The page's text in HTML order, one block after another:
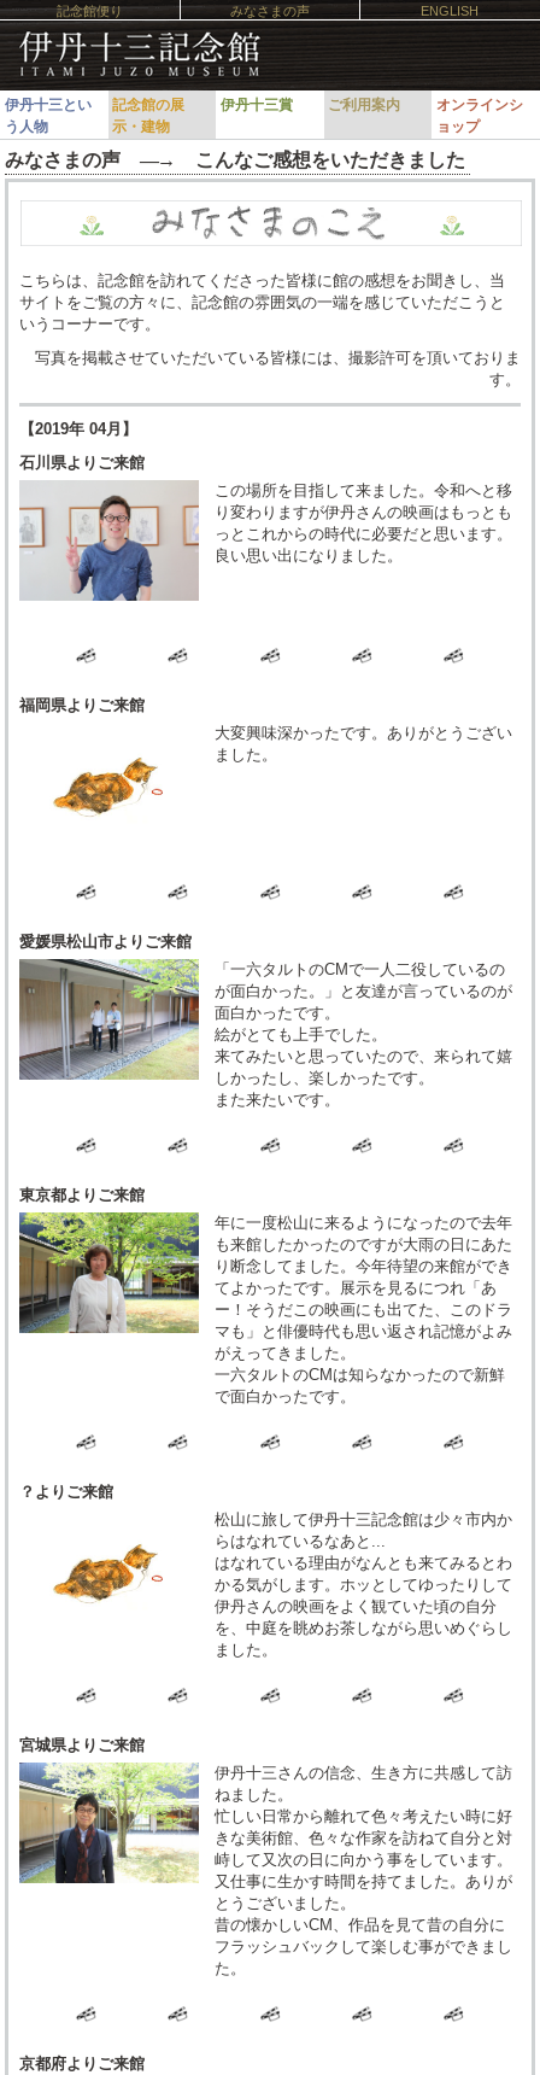
ENGLISH
記念館便り みなさまの声
伊丹十三とい
う人物
記念館の展
示・建物
伊丹十三賞 ご利用案内
オンラインシ
ョップ
みなさまの声 ―→ こんなご感想をいただきました
こちらは、記念館を訪れてくださった皆様に館の感想をお聞きし、当
サイトをご覧の方々に、記念館の雰囲気の一端を感じていただこうと
いうコーナーです。
写真を掲載させていただいている皆様には、撮影許可を頂いておりま
す。
【2019年 04月】
石川県よりご来館
この場所を目指して来ました。令和へと移
り変わりますが伊丹さんの映画はもっとも
っとこれからの時代に必要だと思います。
良い思い出になりました。
福岡県よりご来館
大変興味深かったです。ありがとうござい
ました。
愛媛県松山市よりご来館
「一六タルトのCMで一人二役しているの
が面白かった。」と友達が言っているのが
面白かったです。
絵がとても上手でした。
来てみたいと思っていたので、来られて嬉
しかったし、楽しかったです。
また来たいです。
東京都よりご来館
年に一度松山に来るようになったので去年
も来館したかったのですが大雨の日にあた
り断念してました。今年待望の来館ができ
てよかったです。展示を見るにつれ「あ
ー！そうだこの映画にも出てた、このドラ
マも」と俳優時代も思い返され記憶がよみ
がえってきました。
一六タルトのCMは知らなかったので新鮮
で面白かったです。
？よりご来館
松山に旅して伊丹十三記念館は少々市内か
らはなれているなあと...
はなれている理由がなんとも来てみるとわ
かる気がします。ホッとしてゆったりして
伊丹さんの映画をよく観ていた頃の自分
を、中庭を眺めお茶しながら思いめぐらし
ました。
宮城県よりご来館
伊丹十三さんの信念、生き方に共感して訪
ねました。
忙しい日常から離れて色々考えたい時に好
きな美術館、色々な作家を訪ねて自分と対
峙して又次の日に向かう事をしています。
又仕事に生かす時間を持てました。ありが
とうございました。
昔の懐かしいCM、作品を見て昔の自分に
フラッシュバックして楽しむ事ができまし
た。
京都府よりご来館